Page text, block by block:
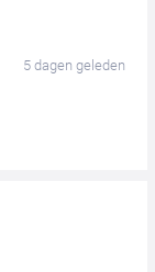
5 dagen geleden